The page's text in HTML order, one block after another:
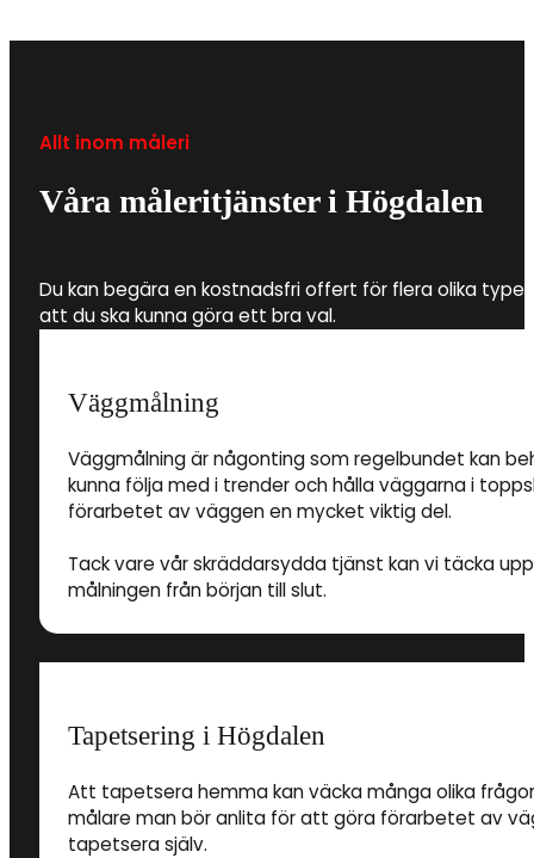
Allt inom måleri
Våra måleritjänster i Högdalen
Du kan begära en kostnadsfri offert för flera olika
att du ska kunna göra ett bra val.
Väggmålning
Väggmålning är någonting som regelbundet kan
kunna följa med i trender och hålla väggarna i
förarbetet av väggen en mycket viktig del.
Tack vare vår skräddarsydda tjänst kan vi täcka
målningen från början till slut.
Tapetsering i Högdalen
Att tapetsera hemma kan väcka många olika
målare man bör anlita för att göra förarbetet av
tapetsera själv.